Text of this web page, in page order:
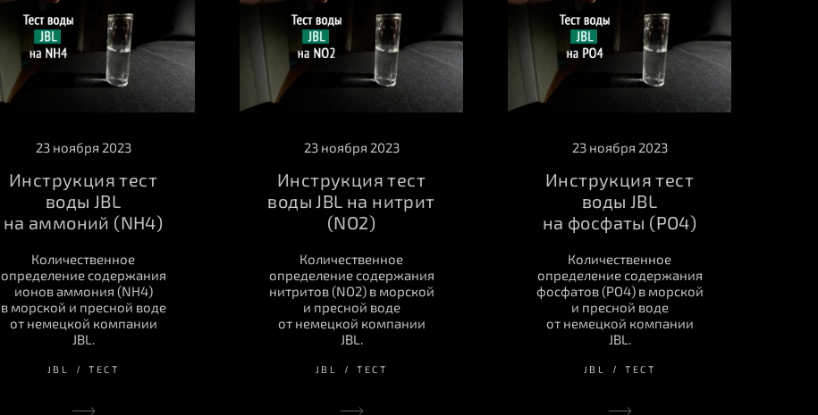
23 ноября 2023
Инструкция тест
воды JBL
на аммоний (NH4)
Количественное
определение содержания
ионов аммония (NH4)
в морской и пресной воде
от немецкой компании
JBL.
JBL ТЕСТ
23 ноября 2023
Инструкция тест
воды JBL на нитрит
(NO2)
Количественное
определение содержания
нитритов (NO2) в морской
и пресной воде
от немецкой компании
JBL.
JBL ТЕСТ
23 ноября 2023
Инструкция тест
воды JBL
на фосфаты (PO4)
Количественное
определение содержания
фосфатов (PO4) в морской
и пресной воде
от немецкой компании
JBL.
JBL ТЕСТ